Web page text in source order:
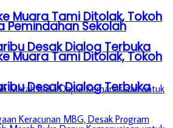
Muara Tami Ditolak, Tokoh
Desak Dialog Terbuka
Pemindahan Sekolah
Muara Tami Ditolak, Tokoh
Desak Dialog Terbuka